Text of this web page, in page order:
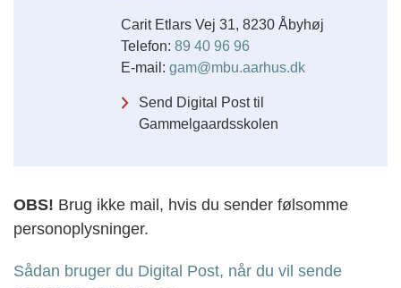
Carit Etlars Vej 31, 8230 Åbyhøj
Telefon: 89 40 96 96
E-mail: gam@mbu.aarhus.dk
Send Digital Post til
Gammelgaardsskolen
OBS! Brug ikke mail, hvis du sender følsomme
personoplysninger.
Sådan bruger du Digital Post, når du vil sende